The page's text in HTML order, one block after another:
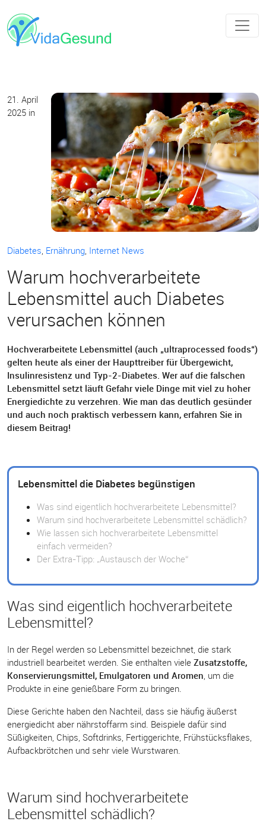
21. April
2025 in
Diabetes, Ernährung, Internet News
Warum hochverarbeitete
Lebensmittel auch Diabetes
verursachen können
Hochverarbeitete Lebensmittel (auch „ultraprocessed foods“)
gelten heute als einer der Haupttreiber für Übergewicht,
Insulinresistenz und Typ-2-Diabetes. Wer auf die falschen
Lebensmittel setzt läuft Gefahr viele Dinge mit viel zu hoher
Energiedichte zu verzehren. Wie man das deutlich gesünder
und auch noch praktisch verbessern kann, erfahren Sie in
diesem Beitrag!
Lebensmittel die Diabetes begünstigen
Was sind eigentlich hochverarbeitete Lebensmittel?
Warum sind hochverarbeitete Lebensmittel schädlich?
Wie lassen sich hochverarbeitete Lebensmittel
einfach vermeiden?
Der Extra-Tipp: „Austausch der Woche“
Was sind eigentlich hochverarbeitete
Lebensmittel?
In der Regel werden so Lebensmittel bezeichnet, die stark
industriell bearbeitet werden. Sie enthalten viele Zusatzstoffe,
Konservierungsmittel, Emulgatoren und Aromen, um die
Produkte in eine genießbare Form zu bringen.
Diese Gerichte haben den Nachteil, dass sie häufig äußerst
energiedicht aber nährstoffarm sind. Beispiele dafür sind
Süßigkeiten, Chips, Softdrinks, Fertiggerichte, Frühstücksflakes,
Aufbackbrötchen und sehr viele Wurstwaren.
Warum sind hochverarbeitete
Lebensmittel schädlich?